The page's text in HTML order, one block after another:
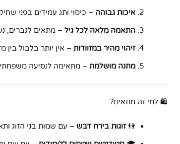
איכות גבוהה – כיסוי ותג עמידים בפני
התאמה מלאה לכל גיל – מתאים לגברים,
זיהוי מהיר במזוודות – אין יותר בלבול
מתנה מושלמת – מתאימה לנסיעה
🛍 למי זה מתאים?
👫זוגות בירח דבש – עם שמות בני הזוג